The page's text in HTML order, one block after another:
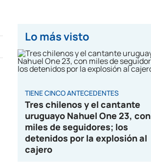
Lo más visto
TIENE CINCO ANTECEDENTES
Tres chilenos y el cantante
uruguayo Nahuel One 23, con
miles de seguidores; los
detenidos por la explosión al
cajero